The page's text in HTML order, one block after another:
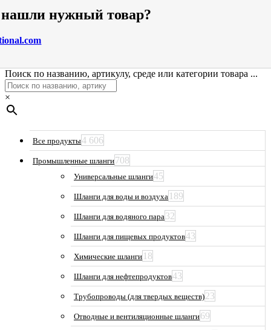
нужный товар?
Поиск по названию, артикулу, среде или категории товара ...
×
Все продукты4 606
Промышленные шланги708
Универсальные шланги45
Шланги для воды и воздуха 189
Шланги для водяного пара32
Шланги для пищевых продуктов43
Химические шланги 18
Шланги для нефтепродуктов43
Трубопроводы (для твердых веществ)23
Отводные и вентиляционные шланги69